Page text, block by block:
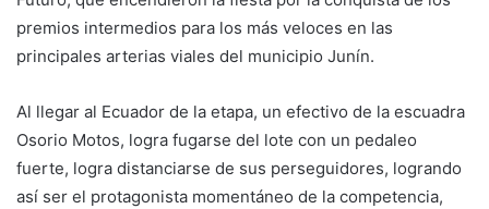
premios intermedios para los más veloces en las
principales arterias viales del municipio Junín.
Al llegar al Ecuador de la etapa, un efectivo de la escuadra
Osorio Motos, logra fugarse del lote con un pedaleo
fuerte, logra distanciarse de sus perseguidores, logrando
así ser el protagonista momentáneo de la competencia,